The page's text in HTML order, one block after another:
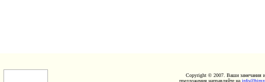
Copyright © 2007. Ваши замечания и
предложения направляйте на